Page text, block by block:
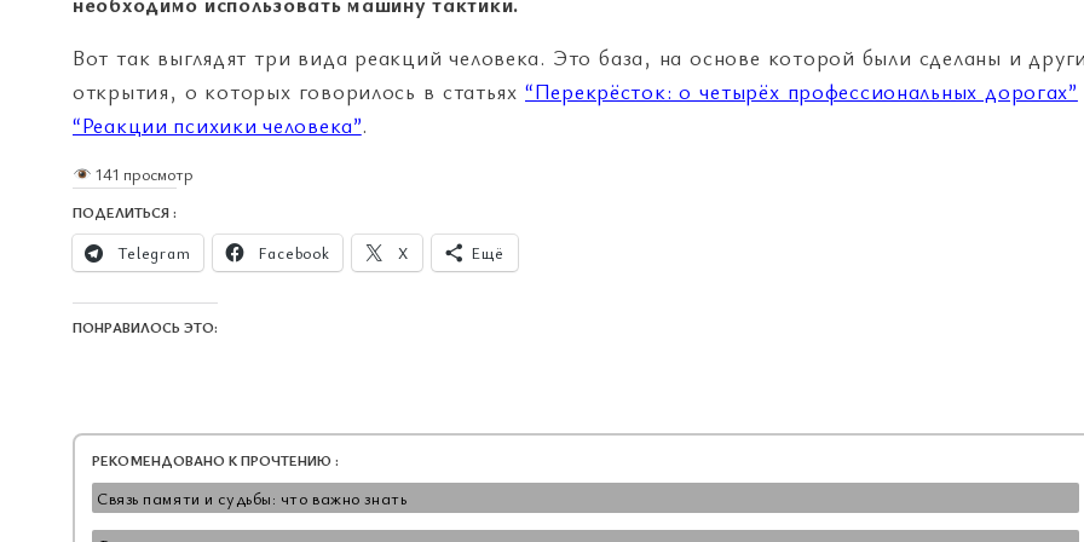
Вот так выглядят три вида реакций человека. Это база, на основе которой были сделаны и
открытия, о которых говорилось в статьях “Перекрёсток: о четырёх профессиональных дорогах”
“Реакции психики человека”.
141 просмотр
ПОДЕЛИТЬСЯ :
Telegram Facebook X Ещё
ПОНРАВИЛОСЬ ЭТО:
РЕКОМЕНДОВАНО К ПРОЧТЕНИЮ :
Связь памяти и судьбы: что важно знать